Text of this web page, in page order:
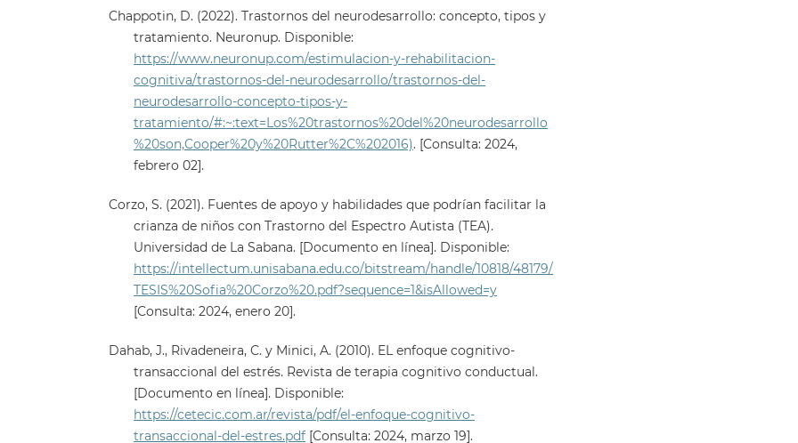
Chappotin, D. (2022). Trastornos del neurodesarrollo: concepto, tipos y
tratamiento. Neuronup. Disponible:
https://www.neuronup.com/estimulacion-y-rehabilitacion-
cognitiva/trastornos-del-neurodesarrollo/trastornos-del-
neurodesarrollo-concepto-tipos-y-
tratamiento/#:~:text=Los%20trastornos%20del%20neurodesarrollo
%20son,Cooper%20y%20Rutter%2C%202016). [Consulta: 2024,
febrero 02].
Corzo, S. (2021). Fuentes de apoyo y habilidades que podrían facilitar la
crianza de niños con Trastorno del Espectro Autista (TEA).
Universidad de La Sabana. [Documento en línea]. Disponible:
https://intellectum.unisabana.edu.co/bitstream/handle/10818/48179/
TESIS%20Sofia%20Corzo%20.pdf?sequence=1&isAllowed=y
[Consulta: 2024, enero 20].
Dahab, J., Rivadeneira, C. y Minici, A. (2010). EL enfoque cognitivo-
transaccional del estrés. Revista de terapia cognitivo conductual.
[Documento en línea]. Disponible:
https://cetecic.com.ar/revista/pdf/el-enfoque-cognitivo-
transaccional-del-estres.pdf [Consulta: 2024, marzo 19].